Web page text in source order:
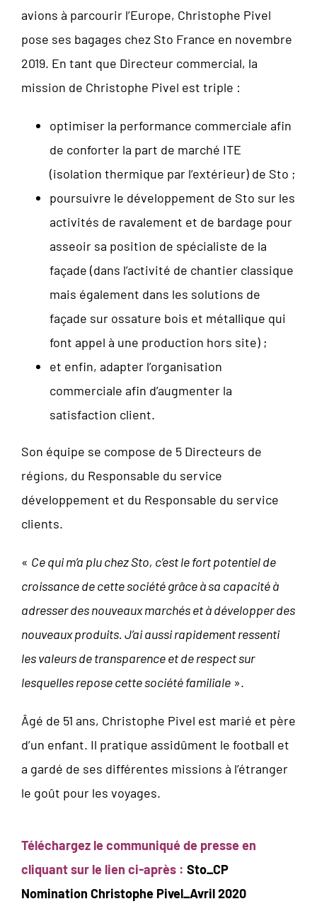
avions à parcourir l’Europe, Christophe Pivel
pose ses bagages chez Sto France en novembre
2019. En tant que Directeur commercial, la
mission de Christophe Pivel est triple :
optimiser la performance commerciale afin
de conforter la part de marché ITE
(isolation thermique par l’extérieur) de Sto ;
poursuivre le développement de Sto sur les
activités de ravalement et de bardage pour
asseoir sa position de spécialiste de la
façade (dans l’activité de chantier classique
mais également dans les solutions de
façade sur ossature bois et métallique qui
font appel à une production hors site) ;
et enfin, adapter l’organisation
commerciale afin d’augmenter la
satisfaction client.
Son équipe se compose de 5 Directeurs de
régions, du Responsable du service
développement et du Responsable du service
clients.
« Ce qui m’a plu chez Sto, c’est le fort potentiel de
croissance de cette société grâce à sa capacité à
adresser des nouveaux marchés et à développer des
nouveaux produits. J’ai aussi rapidement ressenti
les valeurs de transparence et de respect sur
lesquelles repose cette société familiale ».
Âgé de 51 ans, Christophe Pivel est marié et père
d’un enfant. Il pratique assidûment le football et
a gardé de ses différentes missions à l’étranger
le goût pour les voyages.
Téléchargez le communiqué de presse en
cliquant sur le lien ci-après : Sto_CP
Nomination Christophe Pivel_Avril 2020